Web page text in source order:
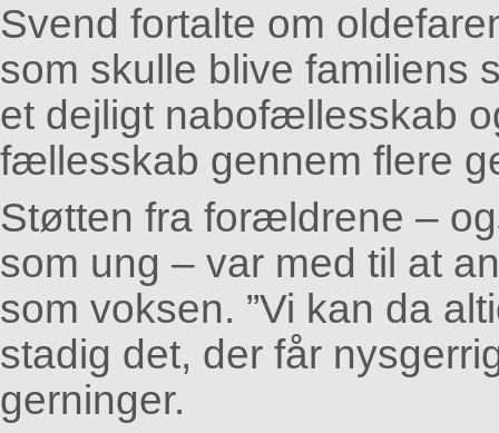
Svend fortalte om
som skulle blive familiens
et dejligt nabofællesskab
fællesskab gennem flere
Støtten fra forældrene –
som ung – var med til at
som voksen. ”Vi kan da
stadig det, der får
gerninger.